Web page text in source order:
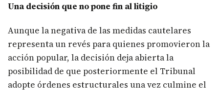
Una decisión que no pone fin al litigio
Aunque la negativa de las medidas cautelares
representa un revés para quienes promovieron la
acción popular, la decisión deja abierta la
posibilidad de que posteriormente el Tribunal
adopte órdenes estructurales una vez culmine el